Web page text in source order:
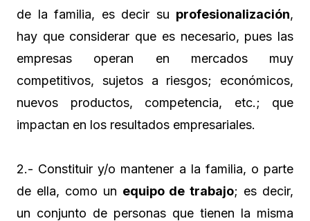
de la familia, es decir su profesionalización,
hay que considerar que es necesario, pues las
empresas operan en mercados muy
competitivos, sujetos a riesgos; económicos,
nuevos productos, competencia, etc.; que
impactan en los resultados empresariales.
2.- Constituir y/o mantener a la familia, o parte
de ella, como un equipo de trabajo; es decir,
un conjunto de personas que tienen la misma